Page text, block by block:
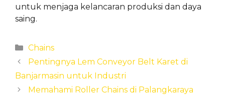
untuk menjaga kelancaran produksi dan daya
saing.
Categories
Chains
Pentingnya Lem Conveyor Belt Karet di
Banjarmasin untuk Industri
Memahami Roller Chains di Palangkaraya